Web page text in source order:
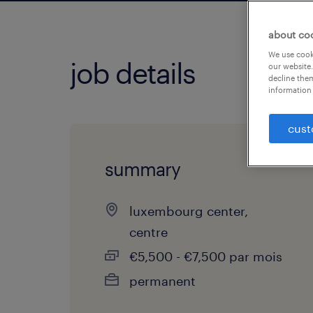
job details
summary
luxembourg center,
centre
€5,500 - €7,500 par mois
permanent
about
We use
our
decline
information